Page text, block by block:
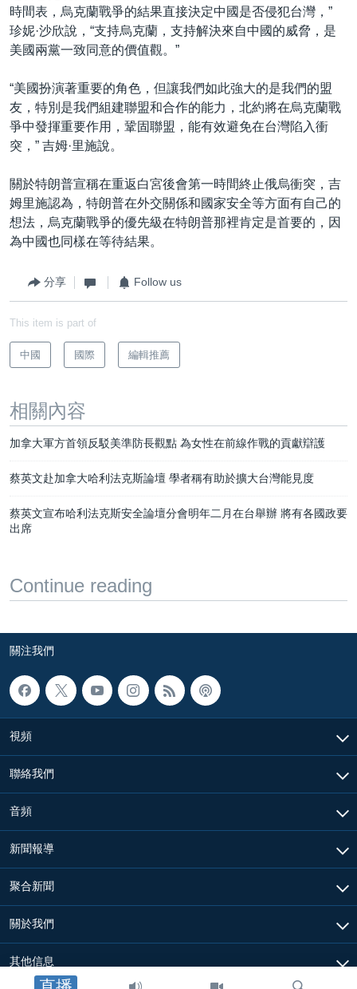
時間表，烏克蘭戰爭的結果直接決定中國是否侵犯台灣，”
珍妮·沙欣說，“支持烏克蘭，支持解決來自中國的威脅，是
美國兩黨一致同意的價值觀。”
“美國扮演著重要的角色，但讓我們如此強大的是我們的盟
友，特別是我們組建聯盟和合作的能力，北約將在烏克蘭戰
爭中發揮重要作用，鞏固聯盟，能有效避免在台灣陷入衝
突，” 吉姆·里施說。
關於特朗普宣稱在重返白宮後會第一時間終止俄烏衝突，吉
姆里施認為，特朗普在外交關係和國家安全等方面有自己的
想法，烏克蘭戰爭的優先級在特朗普那裡肯定是首要的，因
為中國也同樣在等待結果。
分享 Follow us
This item is part of
中國 國際 編輯推薦
相關內容
加拿大軍方首領反駁美準防長觀點 為女性在前線作戰的貢獻辯護
蔡英文赴加拿大哈利法克斯論壇 學者稱有助於擴大台灣能見度
蔡英文宣布哈利法克斯安全論壇分會明年二月在台舉辦 將有各國政要
出席
Continue reading
關注我們
視頻
聯絡我們
音頻
新聞報導
聚合新聞
關於我們
其他信息